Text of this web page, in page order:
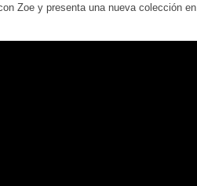
Zoe y presenta una nueva colección en